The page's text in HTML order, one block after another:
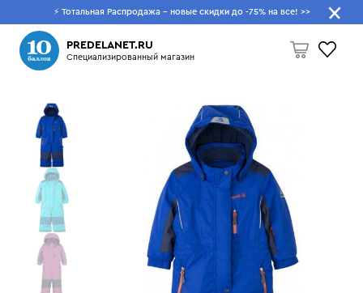
⚡ Тотальная Распродажа - новые скидки до -75% на все! >>
PREDELANET.RU
Специализированный магазин
Пусто
Что будем искать?